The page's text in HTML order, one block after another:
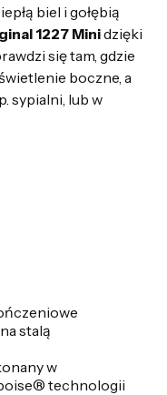
biel i gołębią
1227 Minidzięki
się tam, gdzie
boczne, a
sypialni, lub w
stalą
w
technologii